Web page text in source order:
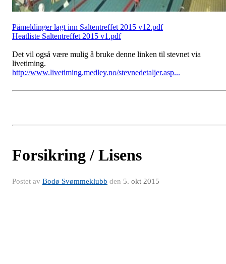
Påmeldinger lagt inn Saltentreffet 2015 v12.pdf
Heatliste Saltentreffet 2015 v1.pdf
Det vil også være mulig å bruke denne linken til stevnet via
livetiming.
http://www.livetiming.medley.no/stevnedetaljer.asp...
Forsikring / Lisens
Postet av Bodø Svømmeklubb den 5. okt 2015